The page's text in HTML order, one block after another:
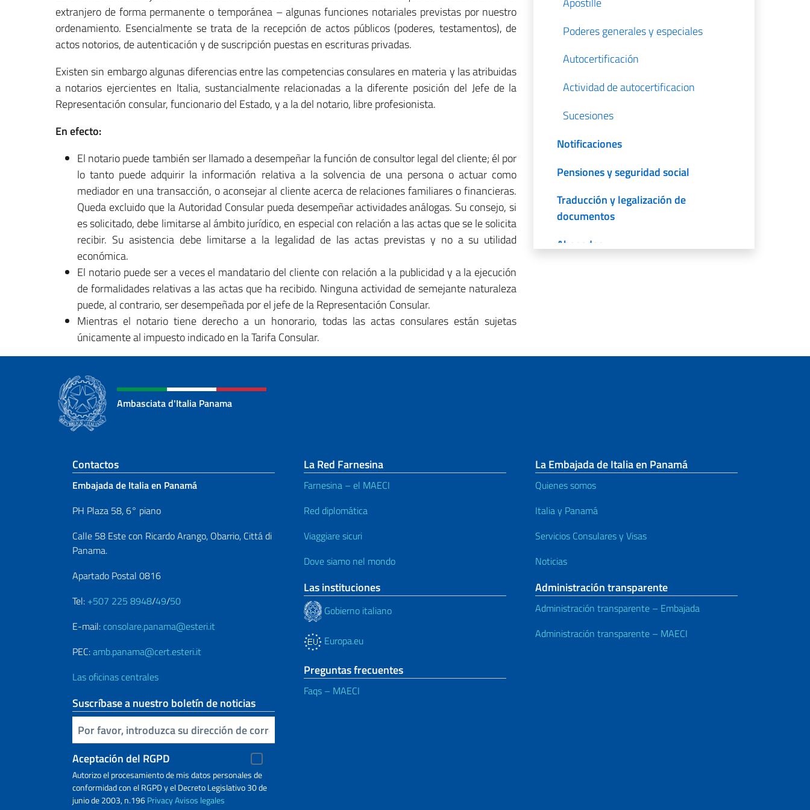
extranjero de forma permanente o temporánea – algunas funciones notariales previstas por nuestro
ordenamiento. Esencialmente se trata de la recepción de actos públicos (poderes, testamentos), de
actos notorios, de autenticación y de suscripción puestas en escrituras privadas.
Existen sin embargo algunas diferencias entre las competencias consulares en materia y las atribuidas
a notarios ejercientes en Italia, sustancialmente relacionadas a la diferente posición del Jefe de la
Representación consular, funcionario del Estado, y a la del notario, libre profesionista.
En efecto:
El notario puede también ser llamado a desempeñar la función de consultor legal del cliente; él por
lo tanto puede adquirir la información relativa a la solvencia de una persona o actuar como
mediador en una transacción, o aconsejar al cliente acerca de relaciones familiares o financieras.
Queda excluido que la Autoridad Consular pueda desempeñar actividades análogas. Su consejo, si
es solicitado, debe limitarse al ámbito jurídico, en especial con relación a las actas que se le solicita
recibir. Su asistencia debe limitarse a la legalidad de las actas previstas y no a su utilidad
económica.
El notario puede ser a veces el mandatario del cliente con relación a la publicidad y a la ejecución
de formalidades relativas a las actas que ha recibido. Ninguna actividad de semejante naturaleza
puede, al contrario, ser desempeñada por el jefe de la Representación Consular.
Mientras el notario tiene derecho a un honorario, todas las actas consulares están sujetas
únicamente al impuesto indicado en la Tarifa Consular.
Poderes generales y especiales
Autocertificación
Actividad de autocertificacion
Sucesiones
Notificaciones
Pensiones y seguridad social
Traducción y legalización de
documentos
Abogados
Ambasciata d'Italia Panama
Sezione footer
Contactos
Embajada de Italia en Panamá
PH Plaza 58, 6° piano
Calle 58 Este con Ricardo Arango, Obarrio, Cittá di
Panama.
Apartado Postal 0816
Tel: +507 225 8948/49/50
E-mail: consolare.panama@esteri.it
PEC:amb.panama@cert.esteri.it
Las oficinas centrales
Suscríbase a nuestro boletín de noticias
Inserta tu correo electronico
Aceptación del RGPD
Autorizo ​​el procesamiento de mis datos personales de
conformidad con el RGPD y el Decreto Legislativo 30 de
junio de 2003, n.196PrivacyAvisos legales
La Red Farnesina
Farnesina – el MAECI
Red diplomática
Viaggiare sicuri
Dove siamo nel mondo
Las instituciones
Gobierno italiano
Europa.eu
Preguntas frecuentes
Faqs – MAECI
La Embajada de Italia en Panamá
Quienes somos
Italia y Panamá
Servicios Consulares y Visas
Noticias
Administración transparente
Administración transparente – Embajada
Administración transparente – MAECI